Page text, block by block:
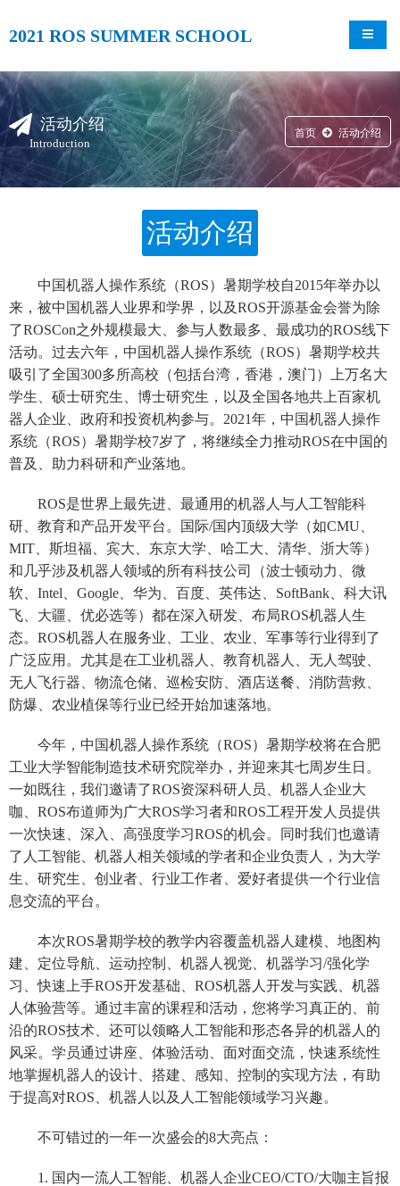
2021 ROS SUMMER SCHOOL 导航
活动介绍
Introduction
首页 活动介绍
活动介绍
中国机器人操作系统（ROS）暑期学校自2015年举办以
来，被中国机器人业界和学界，以及ROS开源基金会誉为除
了ROSCon之外规模最大、参与人数最多、最成功的ROS线下
活动。过去六年，中国机器人操作系统（ROS）暑期学校共
吸引了全国300多所高校（包括台湾，香港，澳门）上万名大
学生、硕士研究生、博士研究生，以及全国各地共上百家机
器人企业、政府和投资机构参与。2021年，中国机器人操作
系统（ROS）暑期学校7岁了，将继续全力推动ROS在中国的
普及、助力科研和产业落地。
ROS是世界上最先进、最通用的机器人与人工智能科
研、教育和产品开发平台。国际/国内顶级大学（如CMU、
MIT、斯坦福、宾大、东京大学、哈工大、清华、浙大等）
和几乎涉及机器人领域的所有科技公司（波士顿动力、微
软、Intel、Google、华为、百度、英伟达、SoftBank、科大讯
飞、大疆、优必选等）都在深入研发、布局ROS机器人生
态。ROS机器人在服务业、工业、农业、军事等行业得到了
广泛应用。尤其是在工业机器人、教育机器人、无人驾驶、
无人飞行器、物流仓储、巡检安防、酒店送餐、消防营救、
防爆、农业植保等行业已经开始加速落地。
今年，中国机器人操作系统（ROS）暑期学校将在合肥
工业大学智能制造技术研究院举办，并迎来其七周岁生日。
一如既往，我们邀请了ROS资深科研人员、机器人企业大
咖、ROS布道师为广大ROS学习者和ROS工程开发人员提供
一次快速、深入、高强度学习ROS的机会。同时我们也邀请
了人工智能、机器人相关领域的学者和企业负责人，为大学
生、研究生、创业者、行业工作者、爱好者提供一个行业信
息交流的平台。
本次ROS暑期学校的教学内容覆盖机器人建模、地图构
建、定位导航、运动控制、机器人视觉、机器学习/强化学
习、快速上手ROS开发基础、ROS机器人开发与实践、机器
人体验营等。通过丰富的课程和活动，您将学习真正的、前
沿的ROS技术、还可以领略人工智能和形态各异的机器人的
风采。学员通过讲座、体验活动、面对面交流，快速系统性
地掌握机器人的设计、搭建、感知、控制的实现方法，有助
于提高对ROS、机器人以及人工智能领域学习兴趣。
不可错过的一年一次盛会的8大亮点：
1. 国内一流人工智能、机器人企业CEO/CTO/大咖主旨报